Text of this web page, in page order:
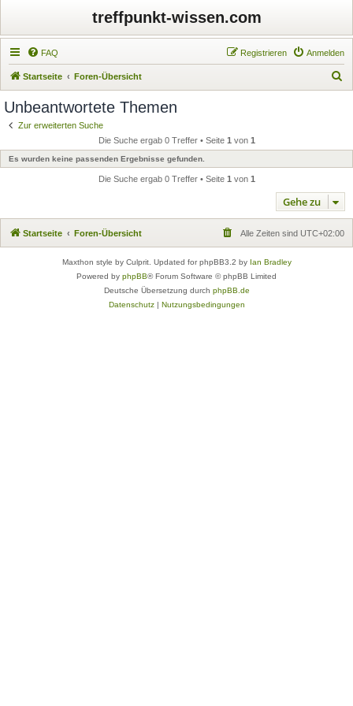
treffpunkt-wissen.com
FAQ Anmelden
Registrieren
Startseite Foren-Übersicht
e
Unbeantwortete Themen
Zur erweiterten Suche
Die Suche ergab 0 Treffer • Seite 1 von 1
Es wurden keine passenden Ergebnisse gefunden.
Die Suche ergab 0 Treffer • Seite 1 von 1
Gehe zu
Startseite Foren-Übersicht Alle Zeiten sind UTC+02:00
Maxthon style by Culprit. Updated for phpBB3.2 by Ian Bradley
Powered by phpBB® Forum Software © phpBB Limited
Deutsche Übersetzung durch phpBB.de
Datenschutz| Nutzungsbedingungen